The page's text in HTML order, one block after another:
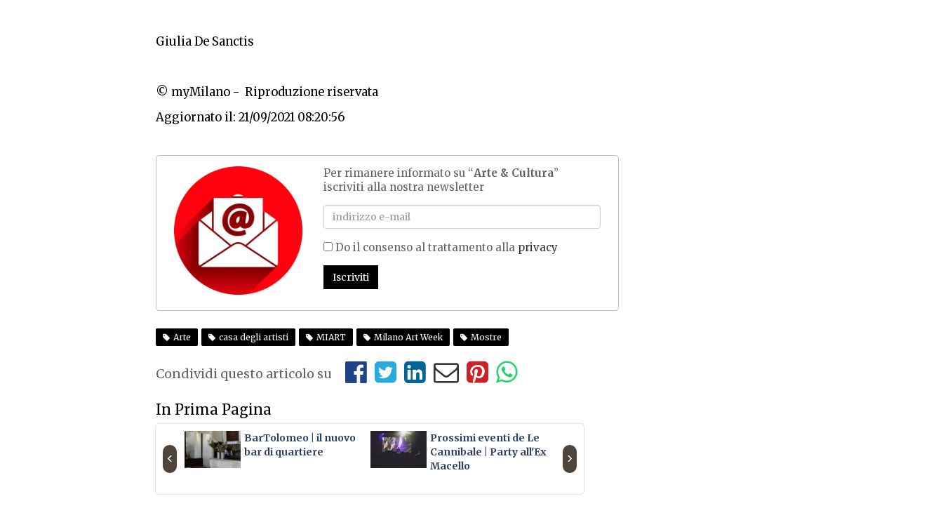
Giulia De Sanctis
© myMilano - Riproduzione riservata
Aggiornato il: 21/09/2021 08:20:56
Per rimanere informato su “Arte & Cultura”
iscriviti alla nostra newsletter
Do il consenso al trattamento alla privacy
Iscriviti
Arte casa degli artisti MIART Milano Art Week Mostre
Condividi questo articolo su
In Prima Pagina
BarTolomeo | il nuovo
bar di quartiere
Prossimi eventi de Le
Cannibale | Party all'Ex
Macello
‹ ›